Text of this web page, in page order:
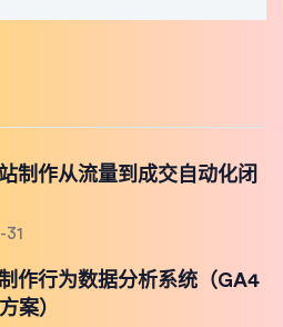
制作从流量到成交自动化闭
作行为数据分析系统（GA4
案）